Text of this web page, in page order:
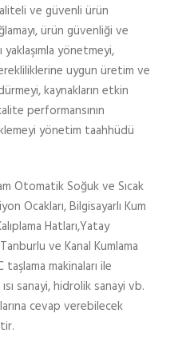
ve güvenli ürün
ürün güvenliği ve
yönetmeyi,
uygun üretim ve
kaynakların etkin
performansının
yönetim taahhüdü
Otomatik Soğuk ve Sıcak
Ocakları, Bilgisayarlı Kum
Hatları,Yatay
ve Kanal Kumlama
makinaları ile
sanayi, hidrolik sanayi vb.
cevap verebilecek